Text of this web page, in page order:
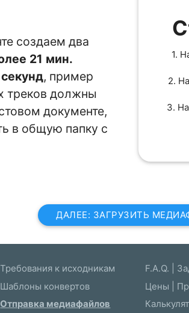
создаем два
21 мин.
, пример
треков должны
документе,
в общую папку с
1.
2.
3.
ДАЛЕЕ: ЗАГРУЗИТЬ
Требования к исходникам
Шаблоны конвертов
Отправка медиафайлов
F.A.Q. |
Цены |